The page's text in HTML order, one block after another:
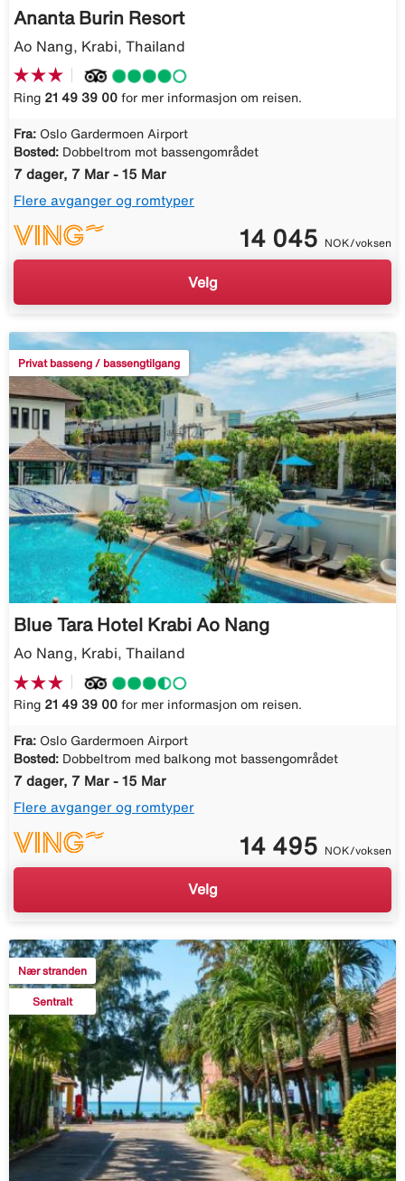
Ananta Burin Resort
Ao Nang, Krabi, Thailand
Ring 21 49 39 00 for mer informasjon om reisen.
Fra: Oslo Gardermoen Airport
Bosted: Dobbeltrom mot bassengområdet
7 dager, 7 Mar - 15 Mar
Flere avganger og romtyper
14 045 NOK/voksen
Velg
Privat basseng / bassengtilgang
Blue Tara Hotel Krabi Ao Nang
Ao Nang, Krabi, Thailand
Ring 21 49 39 00 for mer informasjon om reisen.
Fra: Oslo Gardermoen Airport
Bosted: Dobbeltrom med balkong mot bassengområdet
7 dager, 7 Mar - 15 Mar
Flere avganger og romtyper
14 495 NOK/voksen
Velg
Nær stranden
Sentralt